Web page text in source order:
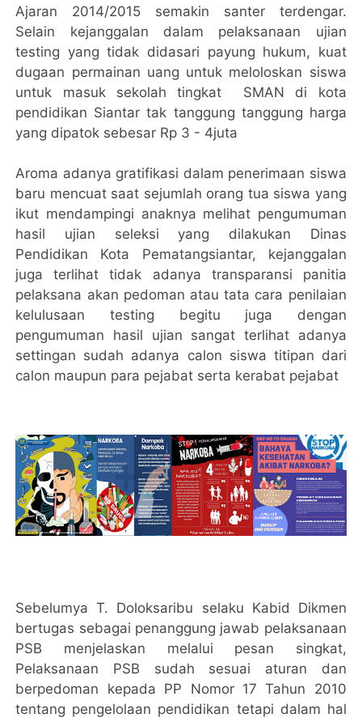
Ajaran 2014/2015 semakin santer terdengar.
Selain kejanggalan dalam pelaksanaan ujian
testing yang tidak didasari payung hukum, kuat
dugaan permainan uang untuk meloloskan siswa
untuk masuk sekolah tingkat SMAN di kota
pendidikan Siantar tak tanggung tanggung harga
yang dipatok sebesar Rp 3 - 4juta
Aroma adanya gratifikasi dalam penerimaan siswa
baru mencuat saat sejumlah orang tua siswa yang
ikut mendampingi anaknya melihat pengumuman
hasil ujian seleksi yang dilakukan Dinas
Pendidikan Kota Pematangsiantar, kejanggalan
juga terlihat tidak adanya transparansi panitia
pelaksana akan pedoman atau tata cara penilaian
kelulusaan testing begitu juga dengan
pengumuman hasil ujian sangat terlihat adanya
settingan sudah adanya calon siswa titipan dari
calon maupun para pejabat serta kerabat pejabat
Sebelumya T. Doloksaribu selaku Kabid Dikmen
bertugas sebagai penanggung jawab pelaksanaan
PSB menjelaskan melalui pesan singkat,
Pelaksanaan PSB sudah sesuai aturan dan
berpedoman kepada PP Nomor 17 Tahun 2010
tentang pengelolaan pendidikan tetapi dalam hal